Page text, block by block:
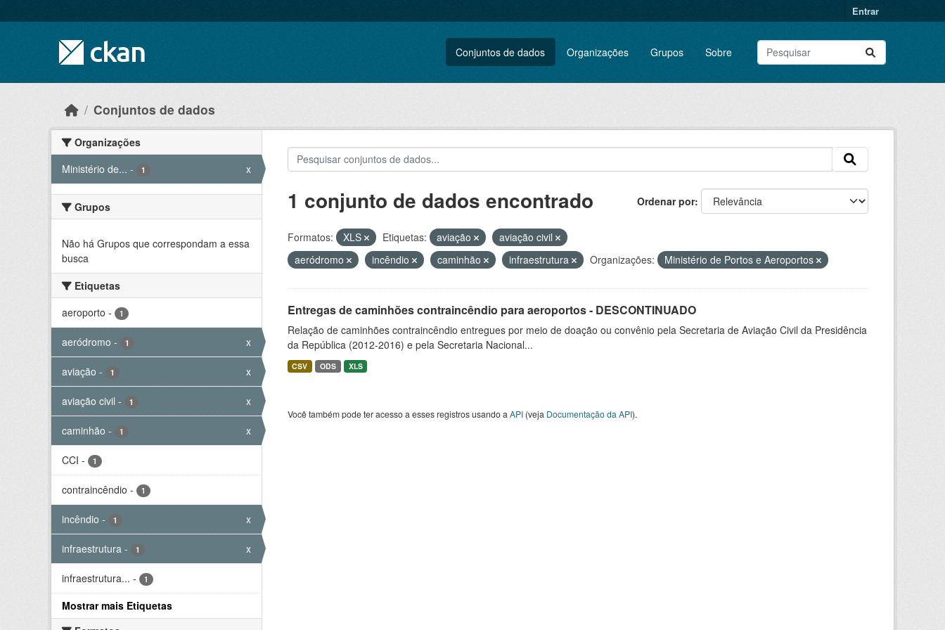
Entrar
Conjuntos de dados Organizações Grupos Sobre
Conjuntos de dados
Organizações
Ministério de... - 1 x
Grupos
Não há Grupos que correspondam a essa
busca
Etiquetas
aeroporto - 1
aeródromo - 1 x
aviação - 1 x
aviação civil - 1 x
caminhão - 1 x
CCI - 1
contraincêndio - 1
incêndio - 1 x
infraestrutura - 1 x
infraestrutura... - 1
Mostrar mais Etiquetas
Ordenar por
1 conjunto de dados encontrado
Formatos: XLS Etiquetas: aviação
aviação civil
aeródromo
incêndio caminhão infraestrutura Organizações: Ministério de Portos e Aeroportos
Entregas de caminhões contraincêndio para aeroportos - DESCONTINUADO
Relação de caminhões contraincêndio entregues por meio de doação ou convênio pela Secretaria de Aviação Civil da Presidência
da República (2012-2016) e pela Secretaria Nacional...
CSV ODS XLS
Você também pode ter acesso a esses registros usando a API(veja Documentação da API).